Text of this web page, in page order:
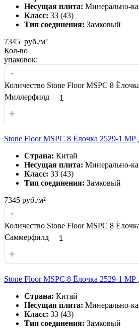
Несущая плита: Минерально-
Класс: 33 (43)
Тип соединения: Замковый
7345 руб./м²
Кол-во
упаковок:
-
Количество Stone Floor MSPC 8
Миллерфилд
+
Stone Floor MSPC 8 Ёлочка 2529-1
Страна: Китай
Несущая плита: Минерально-
Класс: 33 (43)
Тип соединения: Замковый
7345 руб./м²
-
Количество Stone Floor MSPC 8
Саммерфилд
+
Stone Floor MSPC 8 Ёлочка 2529-1
Страна: Китай
Несущая плита: Минерально-
Класс: 33 (43)
Тип соединения: Замковый